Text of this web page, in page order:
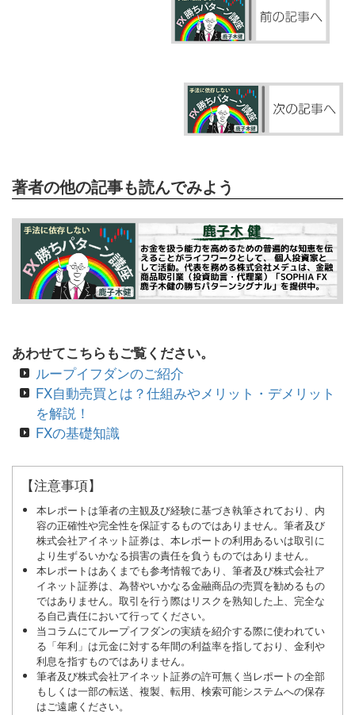
著者の他の記事も読んでみよう
あわせてこちらもご覧ください。
ループイフダンのご紹介
FX自動売買とは？仕組みやメリット・デメリット
を解説！
FXの基礎知識
【注意事項】
本レポートは筆者の主観及び経験に基づき執筆されており、内
容の正確性や完全性を保証するものではありません。筆者及び
株式会社アイネット証券は、本レポートの利用あるいは取引に
より生ずるいかなる損害の責任を負うものではありません。
本レポートはあくまでも参考情報であり、筆者及び株式会社ア
イネット証券は、為替やいかなる金融商品の売買を勧めるもの
ではありません。取引を行う際はリスクを熟知した上、完全な
る自己責任において行ってください。
当コラムにてループイフダンの実績を紹介する際に使われてい
る「年利」は元金に対する年間の利益率を指しており、金利や
利息を指すものではありません。
筆者及び株式会社アイネット証券の許可無く当レポートの全部
もしくは一部の転送、複製、転用、検索可能システムへの保存
はご遠慮ください。